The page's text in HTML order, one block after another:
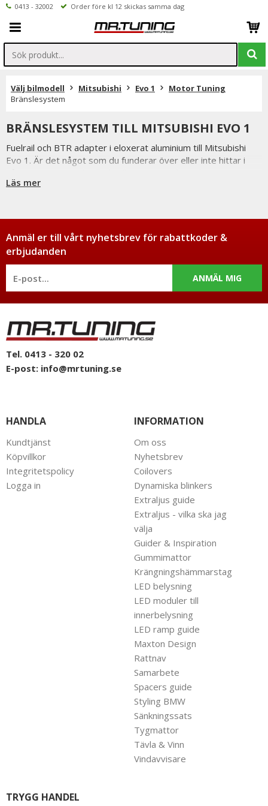
0413 - 32002 Order före kl 12 skickas samma dag
Välj bilmodell Mitsubishi Evo 1
Motor Tuning
Bränslesystem
BRÄNSLESYSTEM TILL MITSUBISHI EVO 1
Fuelrail och BTR adapter i eloxerat aluminium till Mitsubishi
Evo 1. Är det något som du funderar över eller inte hittar i
Läs mer
Anmäl er till vårt nyhetsbrev för rabattkoder &
erbjudanden
ANMÄL MIG
Tel. 0413 - 320 02
E-post: info@mrtuning.se
HANDLA
Kundtjänst
Köpvillkor
Integritetspolicy
Logga in
INFORMATION
Om oss
Nyhetsbrev
Coilovers
Dynamiska blinkers
Extraljus guide
Extraljus - vilka ska jag
välja
Guider & Inspiration
Gummimattor
Krängningshämmarstag
LED belysning
LED moduler till
innerbelysning
LED ramp guide
Maxton Design
Rattnav
Samarbete
Spacers guide
Styling BMW
Sänkningssats
Tygmattor
Tävla & Vinn
Vindavvisare
TRYGG HANDEL